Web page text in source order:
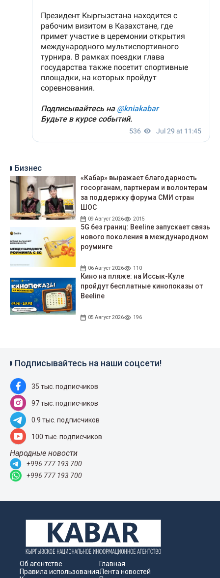
Бизнес
«Кабар» выражает благодарность
госорганам, партнерам и волонтерам
за поддержку форума СМИ стран
ШОС
09 Август 2026 2015
5G без границ: Beeline запускает связь
нового поколения в международном
роуминге
06 Август 2026 110
Кино на пляже: на Иссык-Куле
пройдут беcплатные кинопоказы от
Beeline
05 Август 2026 196
Подписывайтесь на наши соцсети!
35 тыс. подписчиков
97 тыс. подписчиков
0.9 тыс. подписчиков
100 тыс. подписчиков
Народные новости
+996 777 193 700
+996 777 193 700
Об агентстве
Правила использования
Главная
Лента новостей